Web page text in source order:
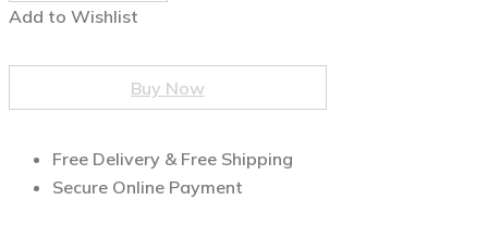
Add to Wishlist
Buy Now
Free Delivery & Free Shipping
Secure Online Payment